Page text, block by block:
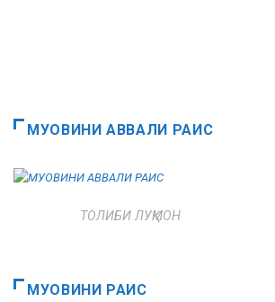
МУОВИНИ АВВАЛИ РАИС
ТОЛИБИ ЛУҚМОН
МУОВИНИ РАИС